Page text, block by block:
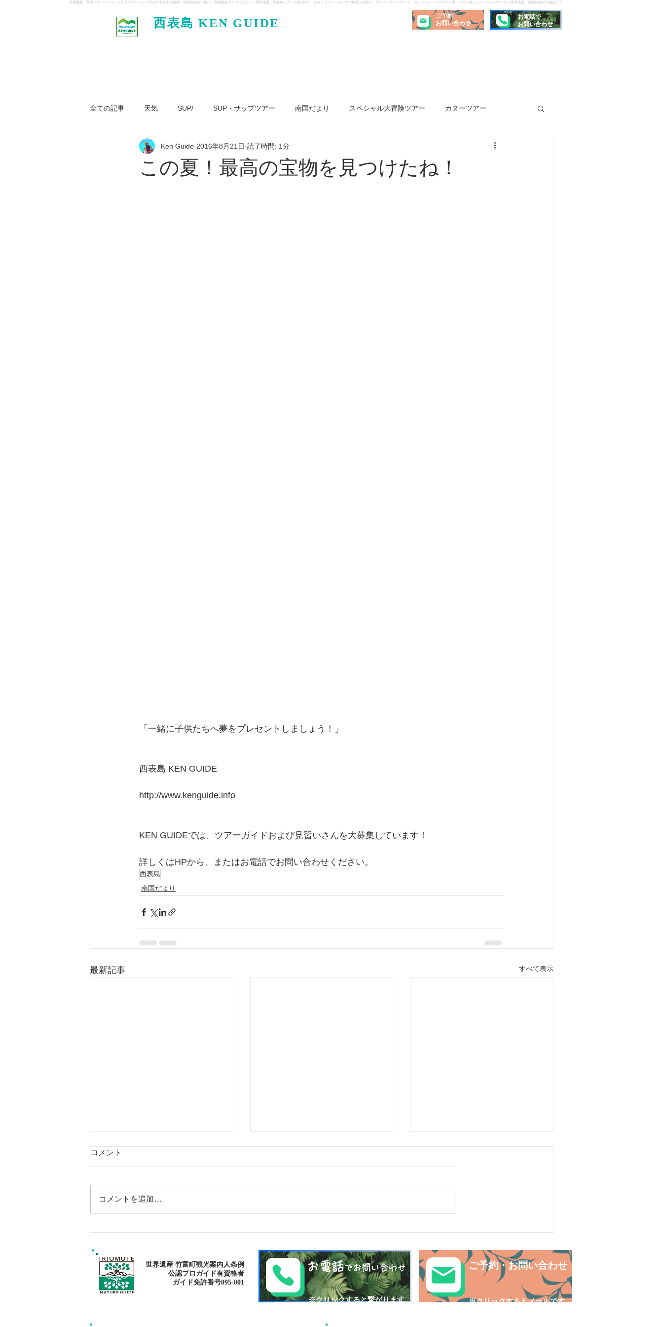
世界遺産、西表ツアーランキング人気のケンガイドがおすすめする離島・石垣島旅行で遊ぶ・西表観光アクティビティ、世界遺産、西表島ツアー人気のSUP・カヌー＆トレッキングで秘境の滝巡り、アドベンチャーボート・ヨットクルーズでパナリ島・バラス島シュノーケルツアーなど世界遺産、西表島旅行で遊ぼう！
西表島 KEN GUIDE
ご予約
お問い合わせ
お電話で
お問い合わせ
全ての記事 天気 SUP/ SUP・サップツアー 南国だより スペシャル大冒険ツアー カヌーツアー
ジャングル大冒険ツアー パナリ島 ヨット
この夏！最高の宝物を見つけたね！
Ken Guide 2016年8月21日 読了時間: 1分
「一緒に子供たちへ夢をプレセントしましょう！」
西表島 KEN GUIDE
http://www.kenguide.info
KEN GUIDEでは、ツアーガイドおよび見習いさんを大募集しています！
詳しくはHPから、またはお電話でお問い合わせください。
西表島
南国だより
最新記事 すべて表示
コメント
コメントを追加…
世界遺産 竹富町観光案内人条例
公認プロガイド有資格者
​ガイド免許番号095-001​​
お電話でお問い合わせ
​※クリックすると繋がります
ご予約・お問い合わせ
​※クリックするとメールです